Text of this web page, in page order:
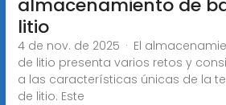
almacenamiento de
litio
4 de nov. de 2025 · El
de litio presenta varios retos y
a las características únicas de la
de litio. Este